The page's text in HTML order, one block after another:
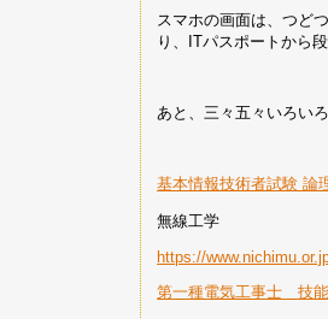
スマホの画面は、つど
り、ITパスポートから
あと、三々五々いろい
基本情報技術者試験 論
無線工学
https://
第一種電気工事士 技